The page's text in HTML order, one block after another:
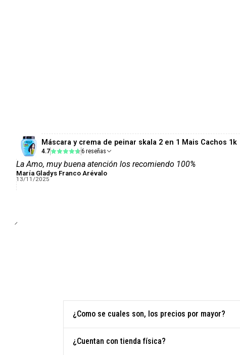
Máscara y crema de peinar skala 2 en 1 Mais Cachos 1k
4.7 6 reseñas
La Amo, muy buena atención los recomiendo 100%
María Gladys Franco Arévalo
13/11/2025
¿Como se cuales son, los precios por mayor?
¿Cuentan con tienda física?